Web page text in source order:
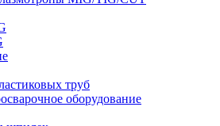
труб
оборудование